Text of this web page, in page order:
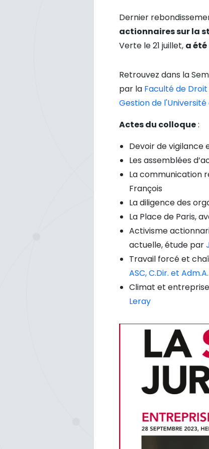
Dernier
actionnaires sur la
Verte le 21 juillet, a
Retrouvez dans la
par la Faculté de
Gestion de
Actes du colloque:
Devoir de vigilance
Les assemblées
La communication
François
La diligence des
La Place de Paris,
Activisme
actuelle, étude par
Travail forcé et
ASC, C.Dir. et Adm.A.
Climat et
Leray